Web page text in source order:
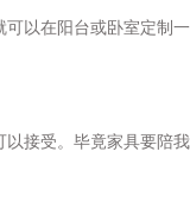
以在阳台或卧室定制
接受。毕竟家具要陪